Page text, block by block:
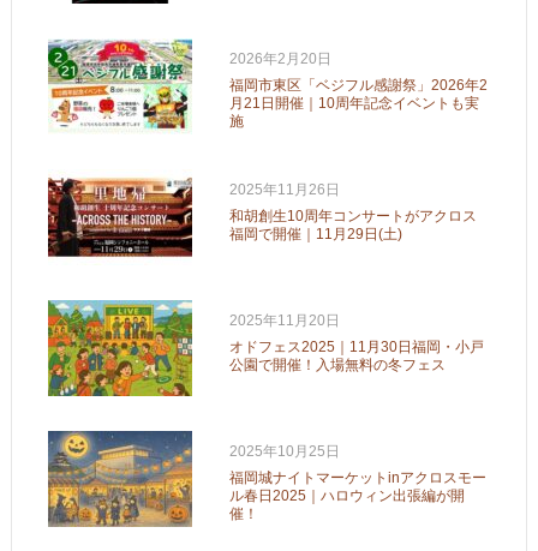
2026年2月20日
福岡市東区「ベジフル感謝祭」2026年2
月21日開催｜10周年記念イベントも実
施
2025年11月26日
和胡創生10周年コンサートがアクロス
福岡で開催｜11月29日(土)
2025年11月20日
オドフェス2025｜11月30日福岡・小戸
公園で開催！入場無料の冬フェス
2025年10月25日
福岡城ナイトマーケットinアクロスモー
ル春日2025｜ハロウィン出張編が開
催！